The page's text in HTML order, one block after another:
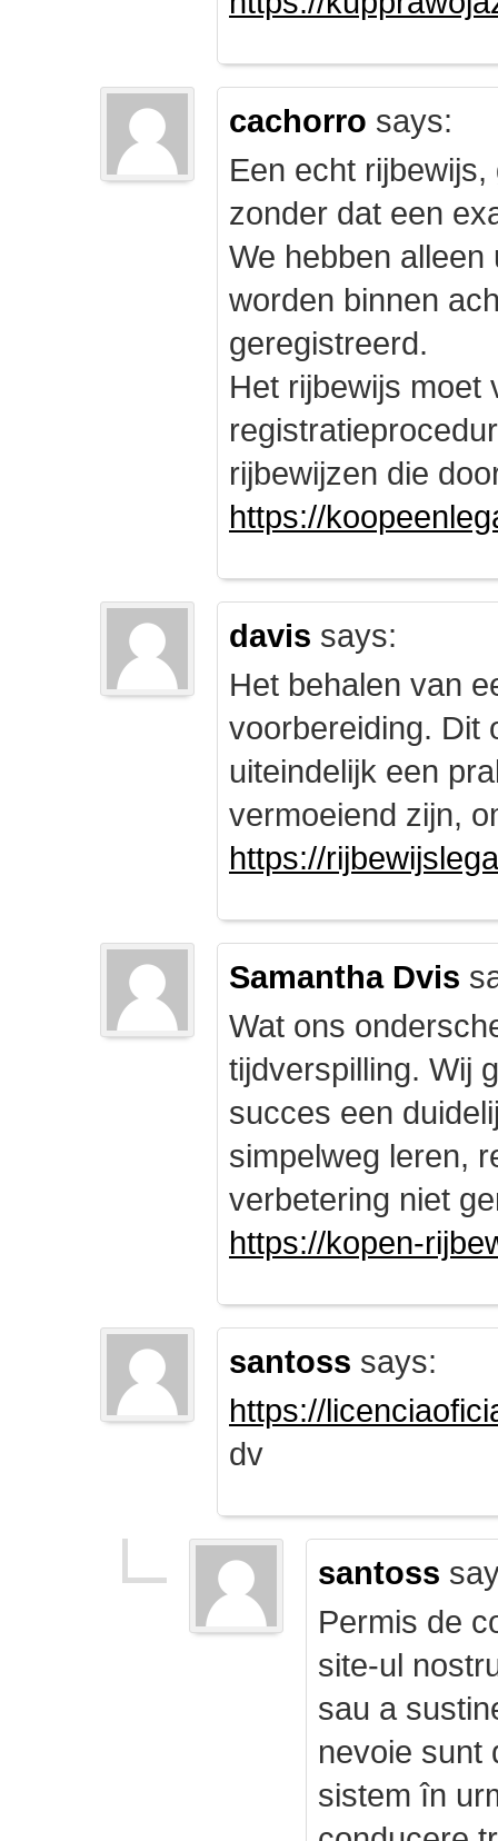
cachorro says:
Een echt
zonder dat een
We hebben
worden binnen
geregistreerd.
Het rijbewijs moet
rijbewijzen die
https://
davis says:
Het behalen van
voorbereiding. Dit
uiteindelijk een
vermoeiend zijn,
https://
Samantha Dvis
Wat ons
tijdverspilling. Wij
succes een
simpelweg leren,
verbetering niet
https://kopen-
santoss says:
https://
dv
santoss
Permis de
site-ul
sau a
nevoie sunt
sistem în